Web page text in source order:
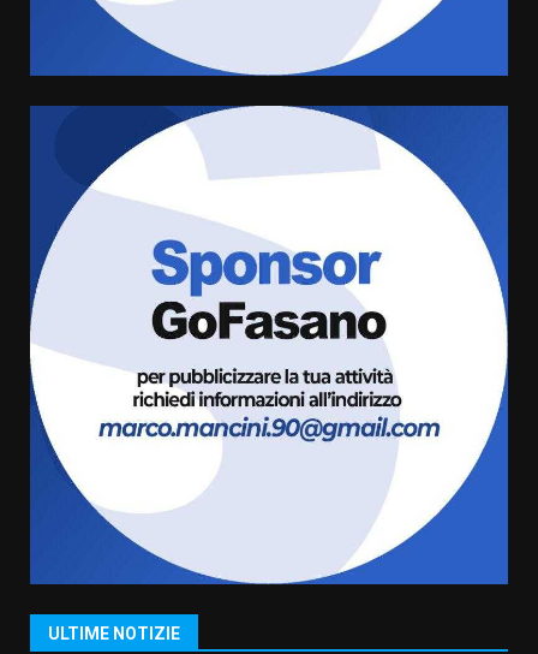
ULTIME NOTIZIE
di aperture straordinarie del
Comune di Fasano
6 Agosto 2026 14:16
Grazia Neglia, coordinatrice
cittadina di Fratelli d’Italia,
pronta a tornare in Consiglio
comunale
6 Agosto 2026 08:00
Savelletri in festa, domani sera
grande spettacolo con Uccio De
Santis
8 Agosto 2026 07:30
2
Politiche Giovanili e Mobilità
Sostenibile: premiati gli studenti
universitari del bando “La strada